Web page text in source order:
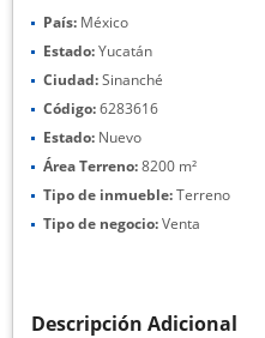
País: México
Estado:Yucatán
Ciudad:Sinanché
Código:6283616
Estado: Nuevo
Área Terreno:8200 m²
Tipo de inmueble:Terreno
Tipo de negocio:Venta
Descripción Adicional